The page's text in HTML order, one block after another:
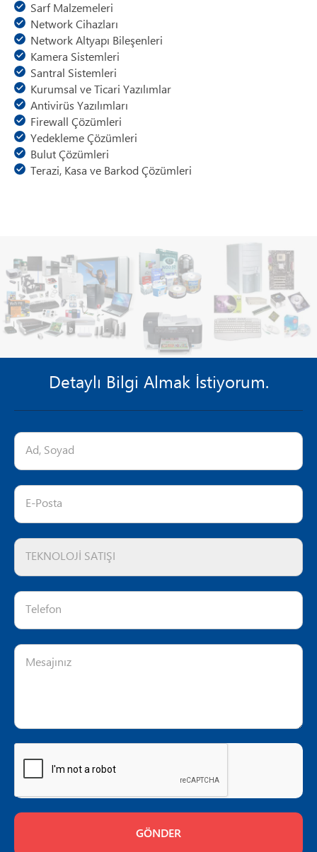
Sarf Malzemeleri
Network Cihazları
Network Altyapı Bileşenleri
Kamera Sistemleri
Santral Sistemleri
Kurumsal ve Ticari Yazılımlar
Antivirüs Yazılımları
Firewall Çözümleri
Yedekleme Çözümleri
Bulut Çözümleri
Terazi, Kasa ve Barkod Çözümleri
Detaylı Bilgi Almak İstiyorum.